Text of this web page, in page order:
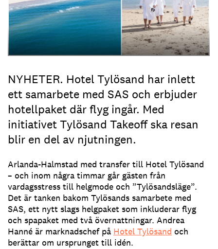
NYHETER. Hotel Tylösand har inlett
ett samarbete med SAS och erbjuder
hotellpaket där flyg ingår. Med
initiativet Tylösand Takeoff ska resan
blir en del av njutningen.
Arlanda-Halmstad med transfer till Hotel Tylösand
– och inom några timmar går gästen från
vardagsstress till helgmode och ”Tylösandsläge”.
Det är tanken bakom Tylösands samarbete med
SAS, ett nytt slags helgpaket som inkluderar flyg
och spapaket med två övernattningar. Andrea
Hanné är marknadschef på Hotel Tylösand och
berättar om ursprunget till idén.